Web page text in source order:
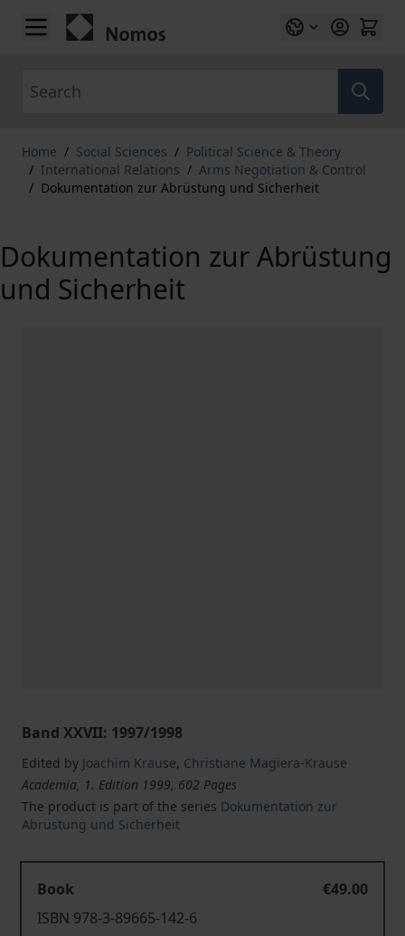
Skip to Content
Home / Social Sciences / Political Science & Theory
/ International Relations / Arms Negotiation & Control
/ Dokumentation zur Abrüstung und Sicherheit
Dokumentation zur Abrüstung
und Sicherheit
Band XXVII: 1997/1998
Edited by Joachim Krause, Christiane Magiera-Krause
Academia, 1. Edition 1999, 602 Pages
The product is part of the series Dokumentation zur
Abrüstung und Sicherheit
Book
€49.00
ISBN 978-3-89665-142-6